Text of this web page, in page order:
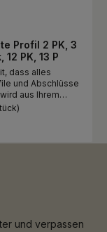
Profil 2 PK, 3
12 PK, 13 P
dass alles
und Abschlüsse
aus Ihrem
die zu
hält.
und verpassen